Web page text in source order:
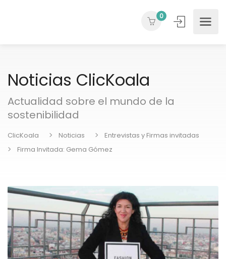
0
Noticias ClicKoala
Actualidad sobre el mundo de la
sostenibilidad
ClicKoala Noticias
Entrevistas y Firmas invitadas
Firma Invitada: Gema Gómez